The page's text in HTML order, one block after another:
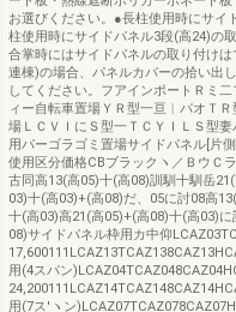
お選びください。●長柱使用時にサイ
柱使用時にサイドパネル3段(高24)の
合掌時にはサイドパネルの取り付け
連棟)の場合、パネルカバーの拾い出
してください。フアインポートＲミ
ィー自転車置場ＹＲ型一亘︱パオＴ
場ＬＣＶＩにＳ型一ＴＣＹＩＬＳ型
用パーゴラゴミ置場サイドパネル[片
使用区分価格CBブラックヽ／ＢウＣ
古同高13(高05)十(高08)訓馴十馴岳
03)十(高03)+(高08)だ、05に討08高
十(高03)高21(高05)+(高08)十(高03)
08)サイドパネル枠用カ中仰
用(4スパン
用(7ス′ヽン